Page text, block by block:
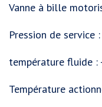
Vanne à bille
Pression de service
température fluide :
Température